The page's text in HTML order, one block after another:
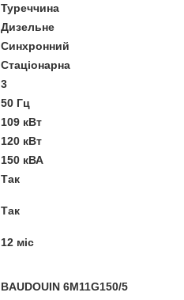
Туреччина
Дизельне
Синхронний
Стаціонарна
3
50 Гц
109 кВт
120 кВт
150 кВА
Так
Так
12 міс
BAUDOUIN 6M11G150/5